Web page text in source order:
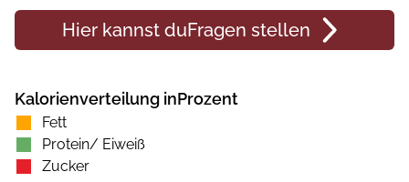
Hier kannst duFragen stellen
Kalorienverteilung inProzent
Fett
Protein/ Eiweiß
Zucker